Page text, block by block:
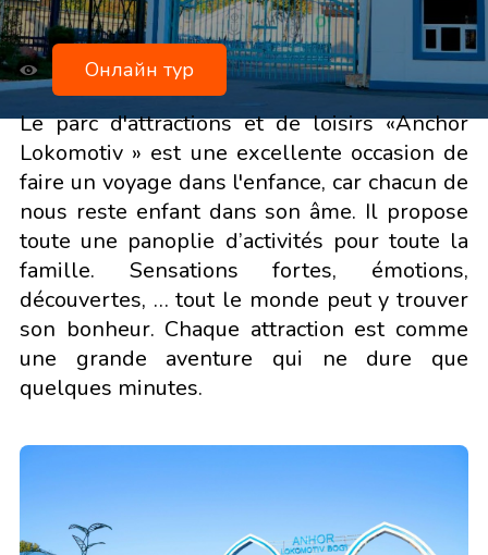
Le parc d'attractions et de loisirs «Anchor
Lokomotiv » est une excellente occasion de
faire un voyage dans l'enfance, car chacun de
nous reste enfant dans son âme. Il propose
toute une panoplie d’activités pour toute la
famille. Sensations fortes, émotions,
découvertes, … tout le monde peut y trouver
son bonheur. Chaque attraction est comme
une grande aventure qui ne dure que
quelques minutes.
Онлайн тур